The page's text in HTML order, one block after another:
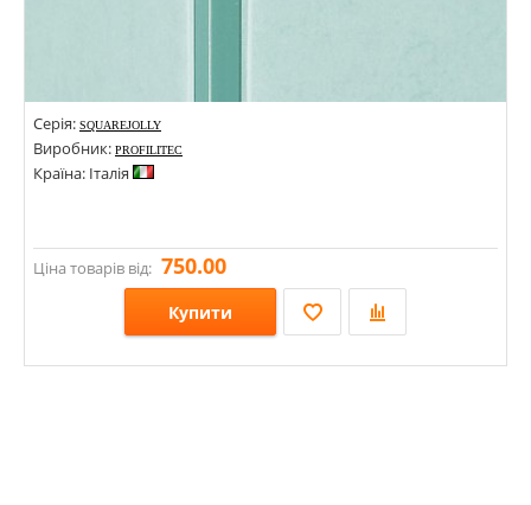
Серія: SQUAREJOLLY
Виробник: PROFILITEC
Країна: Італія
Ціна товарів від: 750.00
Купити
Розміри: 4,4х2700; 6х2700; 11х2700; 10х2700;